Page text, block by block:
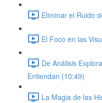
Eliminar el Ruido
El Foco en las
De Análisis
Entiendan (10:49)
La Magia de las